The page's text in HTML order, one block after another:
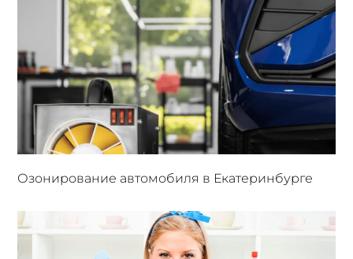
Озонирование автомобиля в Екатеринбурге